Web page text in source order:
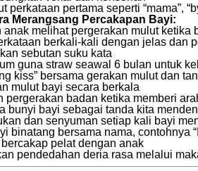
perkataan pertama seperti “mama”,
Merangsang Percakapan Bayi:
anak melihat pergerakan mulut ketika
berkali-kali dengan jelas dan
sebutan suku kata
guna straw seawal 6 bulan untuk
kiss” bersama gerakan mulut dan
mulut bayi secara berkala
pergerakan badan ketika memberi
bunyi bayi sebagai tanda kita
dan senyuman setiap kali bayi
binatang bersama nama, contohnya
pelat dengan anak
pendedahan deria rasa melalui